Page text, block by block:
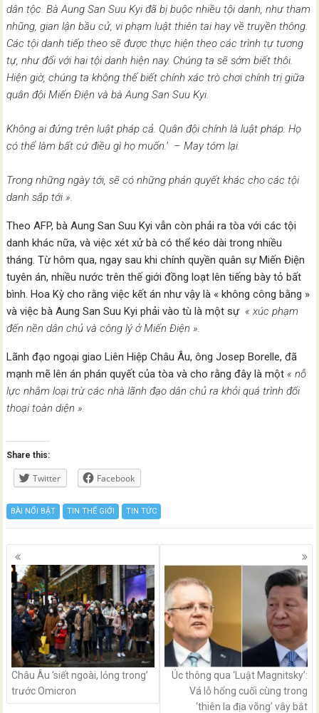
dân tộc. Bà Aung San Suu Kyi đã bị buộc nhiều tội danh, như tham
nhũng, gian lận bầu cử, vi phạm luật thiên tai hay về truyền thông.
Các tội danh tiếp theo sẽ được thực hiện theo các trình tự tương
tự, như đối với hai tội danh hiện nay. Chúng ta sẽ sớm biết thôi.
Hiện giờ, chúng ta không thể biết chính xác trò chơi chính trị giữa
quân đội Miến Điện và bà Aung San Suu Kyi.
Không ai đứng trên luật pháp cả. Quân đội chính là luật pháp. Họ
có thể làm bất cứ điều gì họ muốn.’ – May tóm lại.
Trong những ngày tới, sẽ có những phán quyết khác cho các tội
danh sắp tới ».
Theo AFP, bà Aung San Suu Kyi vẫn còn phải ra tòa với các tội
danh khác nữa, và việc xét xử bà có thể kéo dài trong nhiều
tháng. Từ hôm qua, ngay sau khi chính quyền quân sự Miến Điện
tuyên án, nhiều nước trên thế giới đồng loạt lên tiếng bày tỏ bất
bình. Hoa Kỳ cho rằng việc kết án như vậy là « không công bằng »
và việc bà Aung San Suu Kyi phải vào tù là một sự « xúc phạm
đến nền dân chủ và công lý ở Miến Điện ».
Lãnh đạo ngoại giao Liên Hiệp Châu Âu, ông Josep Borelle, đã
mạnh mẽ lên án phán quyết của tòa và cho rằng đây là một « nỗ
lực nhằm loại trừ các nhà lãnh đạo dân chủ ra khỏi quá trình đối
thoại toàn diện ».
Share this:
Twitter Facebook
BÀI NỔI BẬT TIN THẾ GIỚI TIN TỨC
Posts
navigation
Châu Âu ‘siết ngoài, lỏng trong’
trước Omicron
Úc thông qua ‘Luật Magnitsky’:
Vá lỗ hổng cuối cùng trong
‘thiên la địa võng’ vây bắt